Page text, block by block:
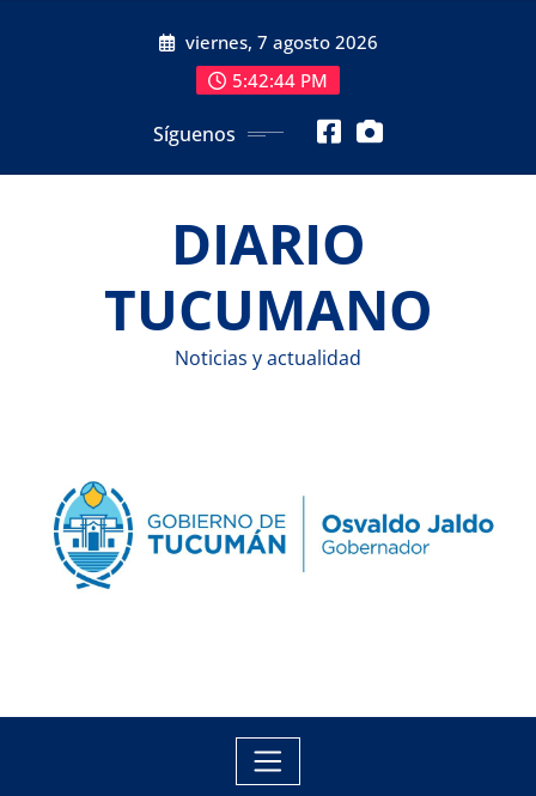
viernes, 7 agosto 2026
5:42:45 PM
Síguenos
DIARIO
TUCUMANO
Noticias y actualidad